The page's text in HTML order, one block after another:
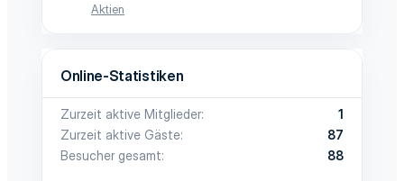
Aktien
Online-Statistiken
Zurzeit aktive Mitglieder
1
Zurzeit aktive Gäste
87
Besucher gesamt
88